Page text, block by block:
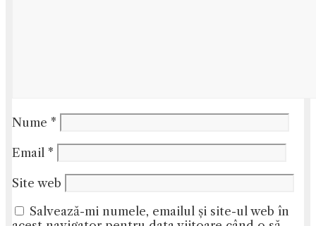
Nume *
Email *
Site web
Salvează-mi numele, emailul și site-ul web în